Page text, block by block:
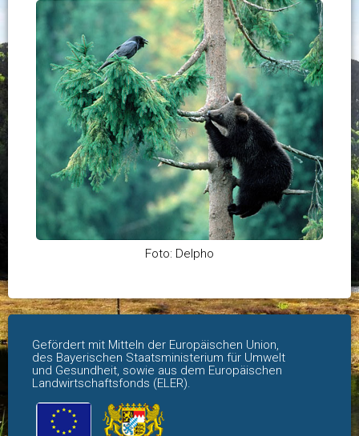
Foto: Delpho
Gefördert mit Mitteln der Europäischen Union,
des Bayerischen Staatsministerium für Umwelt
und Gesundheit, sowie aus dem Europäischen
Landwirtschaftsfonds (ELER).